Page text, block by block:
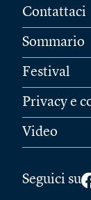
Contattaci
Sommario
Festival
Privacy e
Video
Seguici su